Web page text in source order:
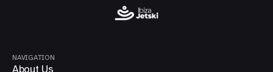
NAVIGATION